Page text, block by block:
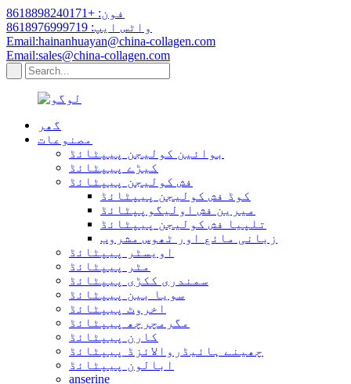
فون: +8618898240171
واٹس ایپ: 8618976999719
Email:hainanhuayan@china-collagen.com
Email:sales@china-collagen.com
گھر
مصنوعات
بوائین کولیجن پیپٹائڈ
کیڑے پیپٹائڈ
فش کولیجن پیپٹائڈ
کوڈ فش کولیجن پیپٹائڈ
میرین فش اولیگوپپٹائڈ
تلپیا فش کولیجن پیپٹائڈ
زبانی مائع اور ٹھوس مشروب
اویسٹر پیپٹائڈ
مٹر پیپٹائڈ
سمندری ککڑی پیپٹائڈ
سویا بین پیپٹائڈ
اخروٹ پیپٹائڈ
مگرمچرچھ پیپٹائڈ
کارن پیپٹائڈ
چھینے ہائیڈروالائزڈ پیپٹائڈ
ابالون پیپٹائڈ
anserine